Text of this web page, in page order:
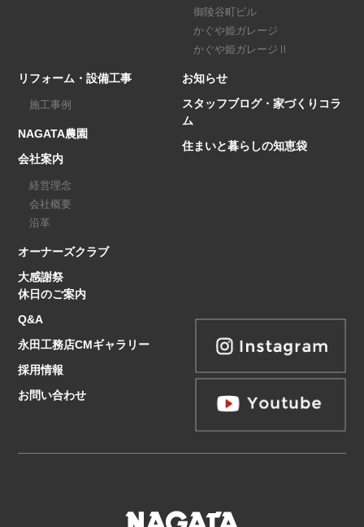
御陵谷町ビル
かぐや姫ガレージ
かぐや姫ガレージⅡ
リフォーム・設備工事
施工事例
NAGATA農園
会社案内
経営理念
会社概要
沿革
オーナーズクラブ
大感謝祭
休日のご案内
Q&A
永田工務店CMギャラリー
採用情報
お問い合わせ
お知らせ
スタッフブログ・家づくりコラ
ム
住まいと暮らしの知恵袋